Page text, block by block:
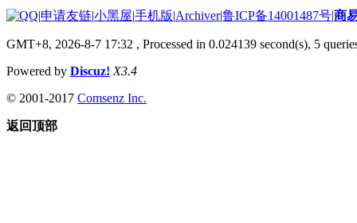
|申请友链|小黑屋|手机版|Archiver|鲁ICP备14001487号|商
GMT+8, 2026-8-7 17:32 , Processed in 0.024139 second(s), 5
Powered by Discuz! X3.4
© 2001-2017 Comsenz Inc.
返回顶部